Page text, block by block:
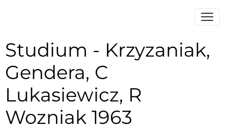
Studium - Krzyzaniak,
Gendera, C
Lukasiewicz, R
Wozniak 1963